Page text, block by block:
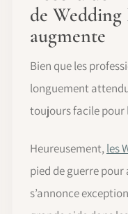
de
augmente
Bien que les
longuement
toujours facile pour
Heureusement,les
pied de guerre
s’annonce